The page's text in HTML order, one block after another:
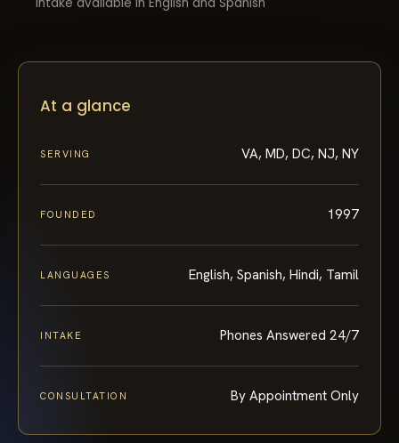
At a glance
SERVING VA, MD, DC, NJ, NY
FOUNDED 1997
LANGUAGES English, Spanish, Hindi, Tamil
INTAKE Phones Answered 24/7
CONSULTATION By Appointment Only